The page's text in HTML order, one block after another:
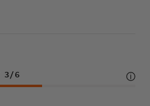
3/6